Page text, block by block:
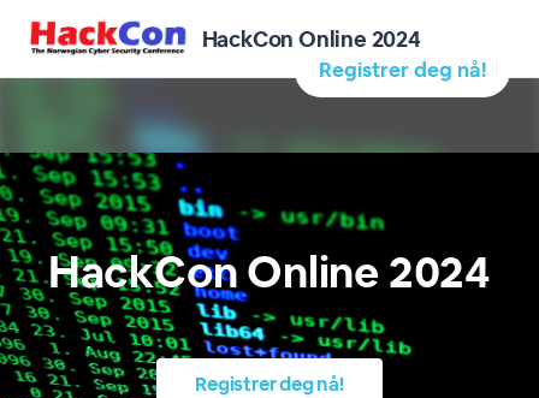
HackCon Online 2024
Registrer deg nå!
HackCon Online 2024
Registrer deg nå!